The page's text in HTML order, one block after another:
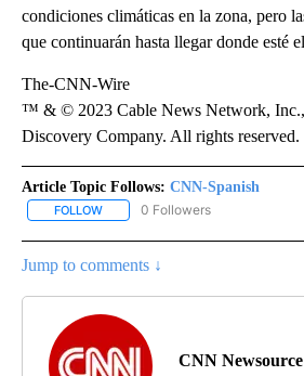
condiciones climáticas en la zona, pero
que continuarán hasta llegar donde esté
The-CNN-Wire
™ & © 2023 Cable News Network, Inc.,
Discovery Company. All rights reserved.
Article Topic Follows: CNN-Spanish
FOLLOW FOLLOW "CNN-SPANISH" TO
0 Followers
Jump to comments ↓
CNN Newsource